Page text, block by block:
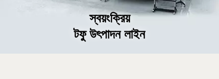
স্বয়ংক্রিয়
টফু উৎপাদন লাইন